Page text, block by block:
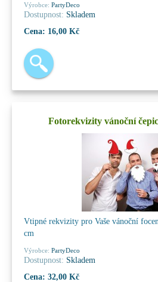
Výrobce: PartyDeco
Dostupnost: Skladem
Cena: 16,00 Kč
Fotorekvizity vánoční
Vtipné rekvizity pro Vaše vánoční
cm
Výrobce: PartyDeco
Dostupnost: Skladem
Cena: 32,00 Kč